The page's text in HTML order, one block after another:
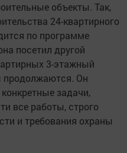
объекты. Так,
24-квартирного
по программе
посетил другой
3-этажный
продолжаются. Он
задачи,
все работы, строго
и требования охраны